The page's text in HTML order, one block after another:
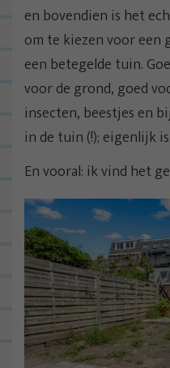
en bovendien is het
om te kiezen voor een
een betegelde tuin.
voor de grond, goed
insecten, beestjes en
in de tuin (!); eigenlijk
En vooral: ik vind het